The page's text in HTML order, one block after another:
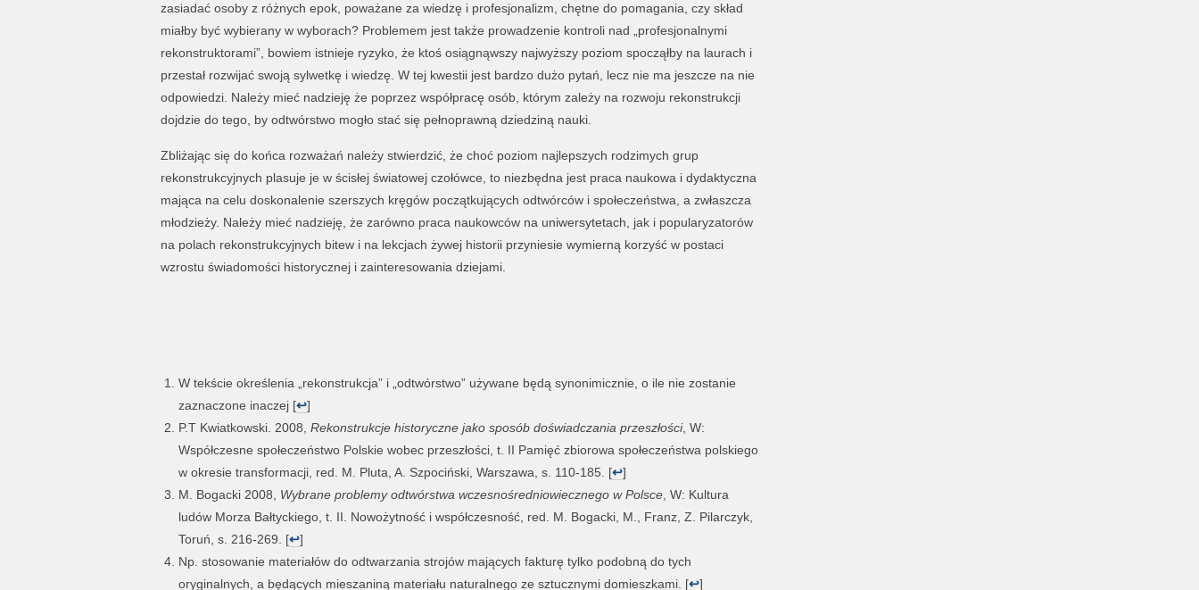
zasiadać osoby z różnych epok, poważane za wiedzę i profesjonalizm, chętne do pomagania, czy skład
miałby być wybierany w wyborach? Problemem jest także prowadzenie kontroli nad „profesjonalnymi
rekonstruktorami”, bowiem istnieje ryzyko, że ktoś osiągnąwszy najwyższy poziom spocząłby na laurach i
przestał rozwijać swoją sylwetkę i wiedzę. W tej kwestii jest bardzo dużo pytań, lecz nie ma jeszcze na nie
odpowiedzi. Należy mieć nadzieję że poprzez współpracę osób, którym zależy na rozwoju rekonstrukcji
dojdzie do tego, by odtwórstwo mogło stać się pełnoprawną dziedziną nauki.
Zbliżając się do końca rozważań należy stwierdzić, że choć poziom najlepszych rodzimych grup
rekonstrukcyjnych plasuje je w ścisłej światowej czołówce, to niezbędna jest praca naukowa i dydaktyczna
mająca na celu doskonalenie szerszych kręgów początkujących odtwórców i społeczeństwa, a zwłaszcza
młodzieży. Należy mieć nadzieję, że zarówno praca naukowców na uniwersytetach, jak i popularyzatorów
na polach rekonstrukcyjnych bitew i na lekcjach żywej historii przyniesie wymierną korzyść w postaci
wzrostu świadomości historycznej i zainteresowania dziejami.
W tekście określenia „rekonstrukcja” i „odtwórstwo” używane będą synonimicznie, o ile nie zostanie
zaznaczone inaczej [↩]
P.T Kwiatkowski. 2008, Rekonstrukcje historyczne jako sposób doświadczania przeszłości, W:
Współczesne społeczeństwo Polskie wobec przeszłości, t. II Pamięć zbiorowa społeczeństwa polskiego
w okresie transformacji, red. M. Pluta, A. Szpociński, Warszawa, s. 110-185. [↩]
M. Bogacki 2008, Wybrane problemy odtwórstwa wczesnośredniowiecznego w Polsce, W: Kultura
ludów Morza Bałtyckiego, t. II. Nowożytność i współczesność, red. M. Bogacki, M., Franz, Z. Pilarczyk,
Toruń, s. 216-269. [↩]
Np. stosowanie materiałów do odtwarzania strojów mających fakturę tylko podobną do tych
oryginalnych, a będących mieszaniną materiału naturalnego ze sztucznymi domieszkami. [↩]